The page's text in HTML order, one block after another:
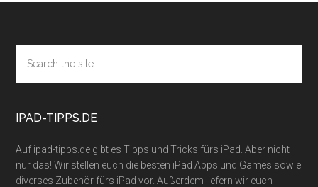
Footer
the
site
IPAD-TIPPS.DE
Auf ipad-tipps.de gibt es Tipps und Tricks fürs iPad. Aber nicht
nur das! Wir stellen euch die besten iPad Apps und Games sowie
diverses Zubehör fürs iPad vor. Außerdem liefern wir euch